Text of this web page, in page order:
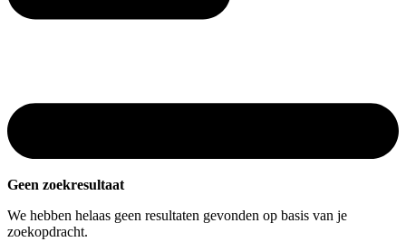
Geen zoekresultaat
We hebben helaas geen resultaten gevonden op basis van je
zoekopdracht.